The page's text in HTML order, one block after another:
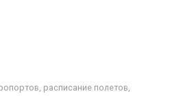
расписание полетов,